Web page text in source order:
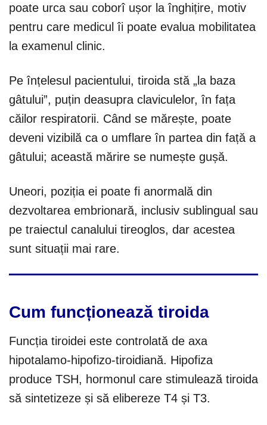
poate urca sau coborî ușor la înghițire, motiv
pentru care medicul îi poate evalua mobilitatea
la examenul clinic.
Pe înțelesul pacientului, tiroida stă „la baza
gâtului”, puțin deasupra claviculelor, în fața
căilor respiratorii. Când se mărește, poate
deveni vizibilă ca o umflare în partea din față a
gâtului; această mărire se numește gușă.
Uneori, poziția ei poate fi anormală din
dezvoltarea embrionară, inclusiv sublingual sau
pe traiectul canalului tireoglos, dar acestea
sunt situații mai rare.
Cum funcționează tiroida
Funcția tiroidei este controlată de axa
hipotalamo-hipofizo-tiroidiană. Hipofiza
produce TSH, hormonul care stimulează tiroida
să sintetizeze și să elibereze T4 și T3.